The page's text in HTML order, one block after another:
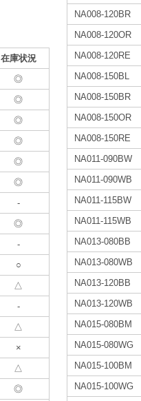
NA008-120BR
NA008-120OR
NA008-120RE
NA008-150BL
NA008-150BR
NA008-150OR
NA008-150RE
NA011-090BW
NA011-090WB
NA011-115BW
NA011-115WB
NA013-080BB
NA013-080WB
NA013-120BB
NA013-120WB
NA015-080BM
NA015-080WG
NA015-100BM
NA015-100WG
在庫状況
◎
◎
◎
◎
◎
◎
-
◎
-
○
△
-
△
×
△
◎